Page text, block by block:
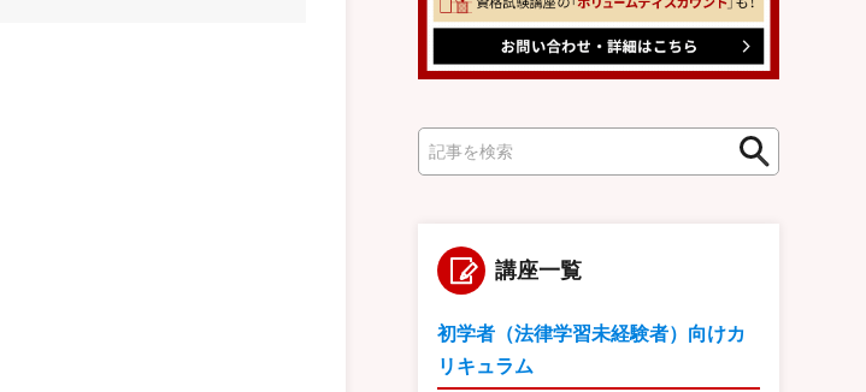
検
索
検
索
講座一覧
初学者（法律学習未経験者）向けカ
リキュラム